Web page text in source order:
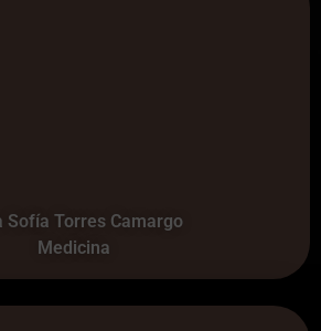
Sofía Torres Camargo
Medicina